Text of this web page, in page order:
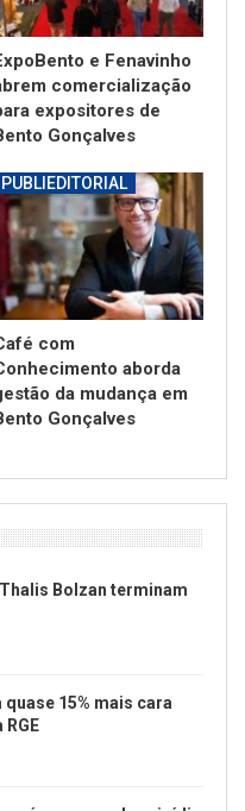
e Fenavinho
comercialização
expositores de
Gonçalves
PUBLIEDITORIAL
com
aborda
da mudança em
Gonçalves
Bolzan terminam
15% mais cara